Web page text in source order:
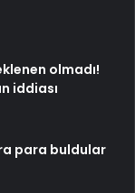
olmadı!
iddiası
para buldular